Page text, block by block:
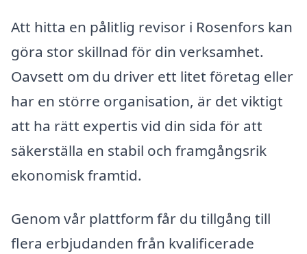
Att hitta en pålitlig revisor i Rosenfors kan
göra stor skillnad för din verksamhet.
Oavsett om du driver ett litet företag eller
har en större organisation, är det viktigt
att ha rätt expertis vid din sida för att
säkerställa en stabil och framgångsrik
ekonomisk framtid.
Genom vår plattform får du tillgång till
flera erbjudanden från kvalificerade